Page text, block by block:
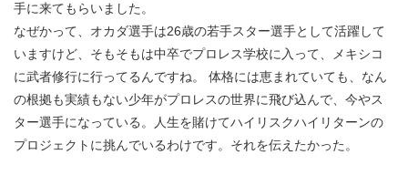
手に来てもらいました。
なぜかって、オカダ選手は26歳の若手スター選手として活躍して
いますけど、そもそもは中卒でプロレス学校に入って、メキシコ
に武者修行に行ってるんですね。 体格には恵まれていても、なん
の根拠も実績もない少年がプロレスの世界に飛び込んで、今やス
ター選手になっている。人生を賭けてハイリスクハイリターンの
プロジェクトに挑んでいるわけです。それを伝えたかった。